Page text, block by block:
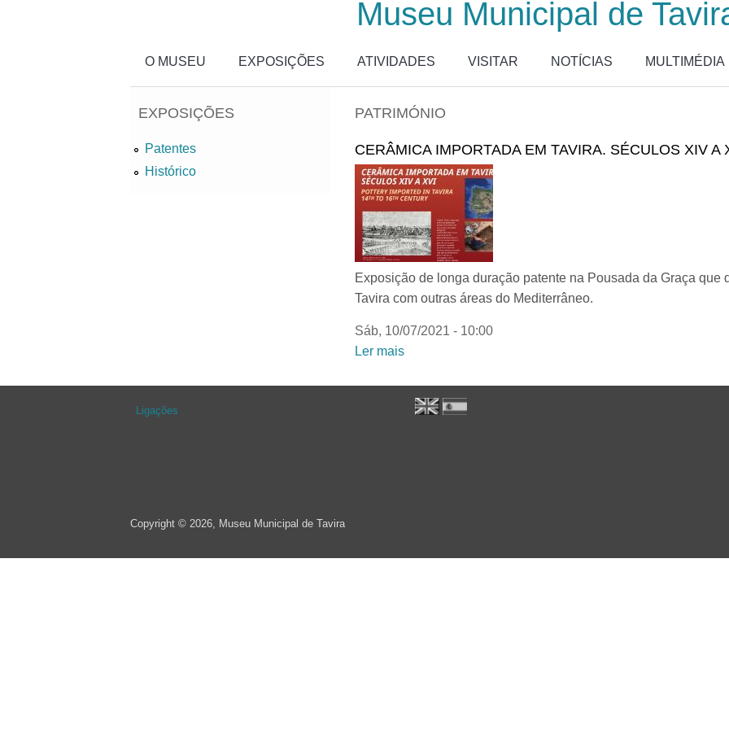
Museu Municipal de
O MUSEU EXPOSIÇÕES ATIVIDADES VISITAR NOTÍCIAS MULTIMÉDIA
PATRIMÓNIO
CERÂMICA IMPORTADA EM TAVIRA. SÉCULOS XIV A
Exposição de longa duração patente na Pousada da Graça que
Tavira com outras áreas do Mediterrâneo.
Sáb, 10/07/2021 - 10:00
Ler mais
EXPOSIÇÕES
Patentes
Histórico
Ligações
Copyright © 2026, Museu Municipal de Tavira